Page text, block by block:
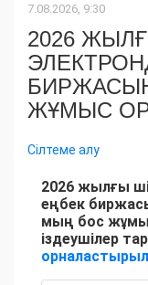
7.08.2026, 9:30
2026
ЖҰМЫС
Сілтеме алу
2026 жылғы
еңбек
мың бос
іздеушілер